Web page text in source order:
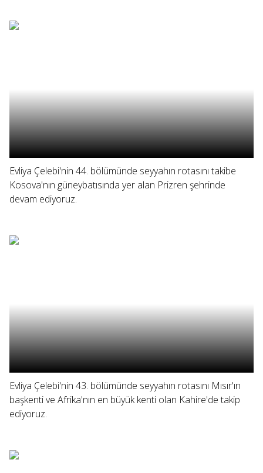
Evliya Çelebi'nin 44. bölümünde seyyahın rotasını takibe
Kosova'nın güneybatısında yer alan Prizren şehrinde
devam ediyoruz.
Evliya Çelebi'nin 43. bölümünde seyyahın rotasını Mısır'ın
başkenti ve Afrika'nın en büyük kenti olan Kahire'de takip
ediyoruz.